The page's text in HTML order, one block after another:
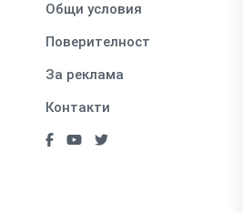
Общи условия
Поверителност
За реклама
Контакти